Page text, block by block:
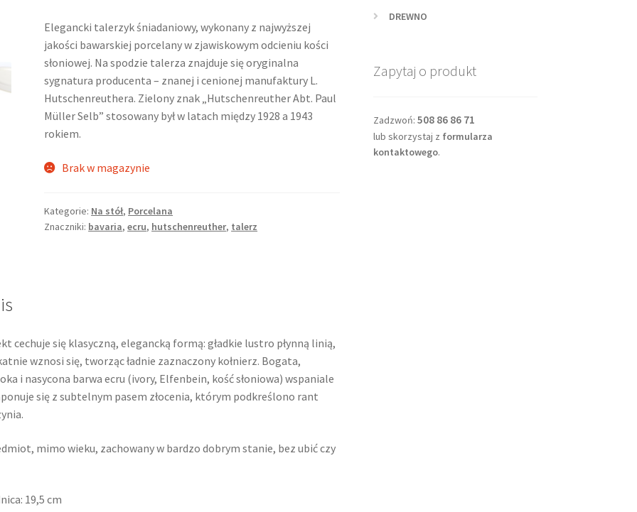
Elegancki talerzyk śniadaniowy, wykonany z najwyższej
jakości bawarskiej porcelany w zjawiskowym odcieniu kości
słoniowej. Na spodzie talerza znajduje się oryginalna
sygnatura producenta – znanej i cenionej manufaktury L.
Hutschenreuthera. Zielony znak „Hutschenreuther Abt. Paul
Müller Selb” stosowany był w latach między 1928 a 1943
rokiem.
Brak w magazynie
Kategorie: Na stół, Porcelana
Znaczniki: bavaria,ecru, hutschenreuther, talerz
cechuje się klasyczną, elegancką formą: gładkie lustro płynną linią,
wznosi się, tworząc ładnie zaznaczony kołnierz. Bogata,
i nasycona barwa ecru (ivory, Elfenbein, kość słoniowa) wspaniale
się z subtelnym pasem złocenia, którym podkreślono rant
mimo wieku, zachowany w bardzo dobrym stanie, bez ubić czy
19,5 cm
DREWNO
Zapytaj o produkt
Zadzwoń: 508 86 86 71
lub skorzystaj z formularza
kontaktowego.